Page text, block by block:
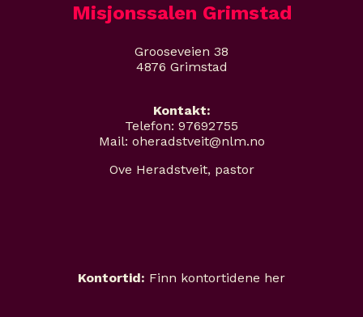
Misjonssalen Grimstad
Grooseveien 38
4876 Grimstad
Kontakt:
Telefon: 97692755
Mail: oheradstveit@nlm.no
Ove Heradstveit, pastor
Kontortid: Finn kontortidene her